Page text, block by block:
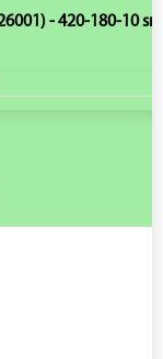
- 420-180-10